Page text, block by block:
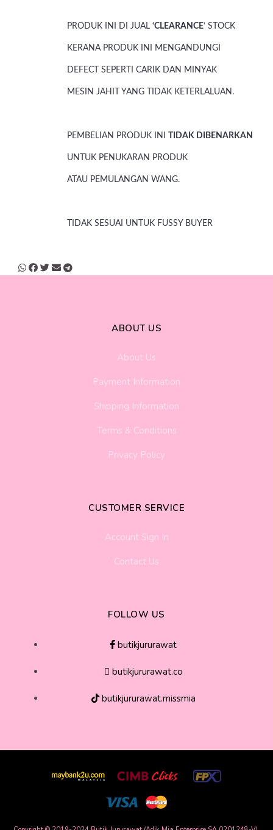
PRODUK INI DI JUAL ‘CLEARANCE‘ STOCK
KERANA PRODUK INI MENGANDUNGI
DEFECT SEPERTI CARIK DAN MINYAK
MESIN JAHIT YANG TIDAK KETERLALUAN.
PEMBELIAN PRODUK INI TIDAK DIBENARKAN
UNTUK PENUKARAN PRODUK
ATAU PEMULANGAN WANG.
TIDAK SESUAI UNTUK FUSSY BUYER
ABOUT US
About Us
Payment Information
Shipping Information
Terms & Conditions
Privacy Policy
CUSTOMER SERVICE
Account Sign In
Contact Us
FOLLOW US
butikjururawat
butikjururawat.co
butikjururawat.missmia